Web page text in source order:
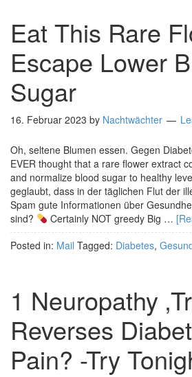
Eat This Rare
Escape Lower
Sugar
16. Februar 2023 by Nachtwächter
Oh, seltene Blumen essen. Gegen
EVER thought that a rare flower extract
and normalize blood sugar to healthy
geglaubt, dass in der täglichen Flut der
Spam gute Informationen über
sind?
Certainly NOT greedy Big …
Posted in: Mail Tagged: Diabetes,
1 Neuropathy
Reverses
Pain? -Try